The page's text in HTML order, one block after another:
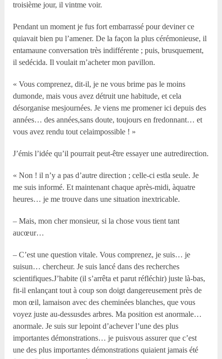
troisième jour, il vintme voir.
Pendant un moment je fus fort embarrassé pour deviner ce
quiavait bien pu l’amener. De la façon la plus cérémonieuse, il
entamaune conversation très indifférente ; puis, brusquement,
il sedécida. Il voulait m’acheter mon pavillon.
« Vous comprenez, dit-il, je ne vous brime pas le moins
dumonde, mais vous avez détruit une habitude, et cela
désorganise mesjournées. Je viens me promener ici depuis des
années… des années,sans doute, toujours en fredonnant… et
vous avez rendu tout celaimpossible ! »
J’émis l’idée qu’il pourrait peut-être essayer une autredirection.
« Non ! il n’y a pas d’autre direction ; celle-ci estla seule. Je
me suis informé. Et maintenant chaque après-midi, àquatre
heures… je me trouve dans une situation inextricable.
– Mais, mon cher monsieur, si la chose vous tient tant
aucœur…
– C’est une question vitale. Vous comprenez, je suis… je
suisun… chercheur. Je suis lancé dans des recherches
scientifiques.J’habite (il s’arrêta et parut réfléchir) juste là-bas,
fit-il enlançant tout à coup son doigt dangereusement près de
mon œil, lamaison avec des cheminées blanches, que vous
voyez juste au-dessusdes arbres. Ma position est anormale…
anormale. Je suis sur lepoint d’achever l’une des plus
importantes démonstrations… je puisvous assurer que c’est
une des plus importantes démonstrations quiaient jamais été